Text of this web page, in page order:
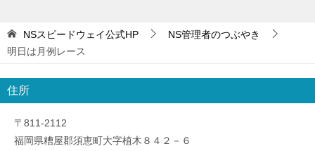
NSスピードウェイ公式HP
NS管理者のつぶやき
明日は月例レース
住所
〒811-2112
福岡県糟屋郡須恵町大字植木８４２－６